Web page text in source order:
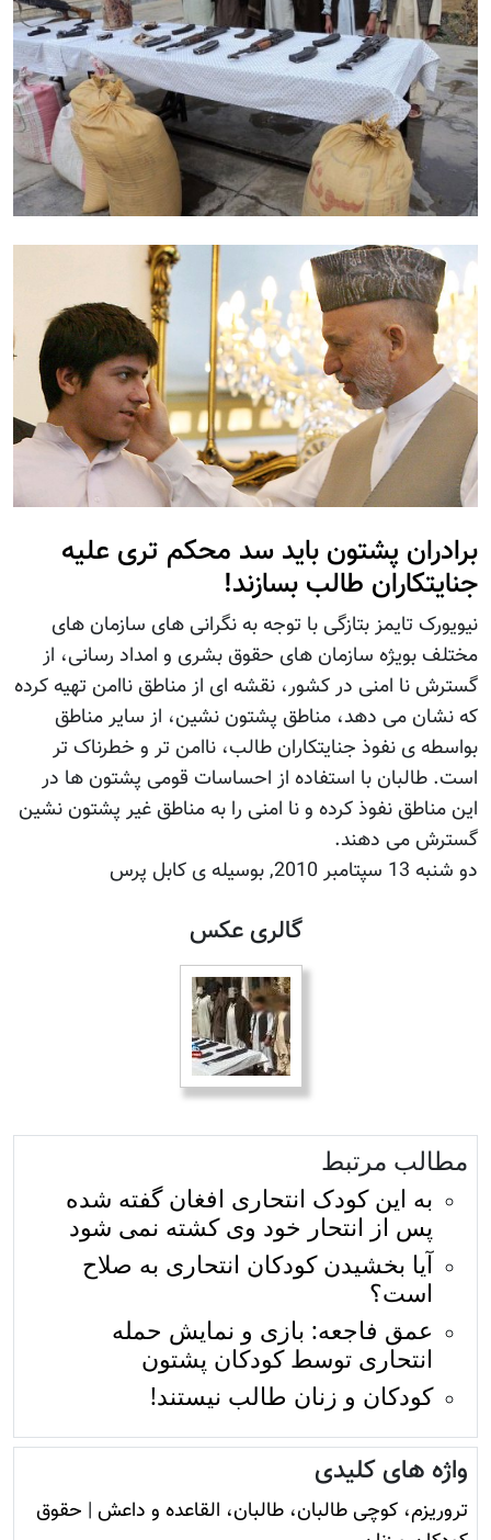
برادران پشتون باید سد محکم تری علیه
جنایتکاران طالب بسازند!
نیویورک تایمز بتازگی با توجه به نگرانی های سازمان های
مختلف بويژه سازمان های حقوق بشری و امداد رسانی، از
گسترش نا امنی در کشور، نقشه ای از مناطق ناامن تهیه کرده
که نشان می دهد، مناطق پشتون نشین، از سایر مناطق
بواسطه ی نفوذ جنایتکاران طالب، ناامن تر و خطرناک تر
است. طالبان با استفاده از احساسات قومی پشتون ها در
این مناطق نفوذ کرده و نا امنی را به مناطق غیر پشتون نشین
گسترش می دهند.
دو شنبه 13 سپتامبر 2010, بوسيله ى کابل پرس
گالری عکس
مطالب مرتبط
به این کودک انتحاری افغان گفته شده
پس از انتحار خود وی کشته نمی شود
آیا بخشیدن کودکان انتحاری به صلاح
است؟
عمق فاجعه: بازی و نمایش حمله
انتحاری توسط کودکان پشتون
کودکان و زنان طالب نيستند!
واژه های کلیدی
تروريزم، کوچی طالبان، طالبان، القاعده و داعش | حقوق